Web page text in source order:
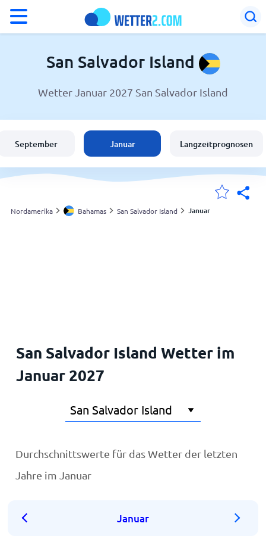
Wetter in San Salvador Island
Schweiz
Deutschland
San Salvador Island
Wetter Januar 2027 San Salvador Island
September Januar Langzeitprognosen
Nordamerika Bahamas San Salvador Island Januar
San Salvador Island Wetter im
Januar 2027
Durchschnittswerte für das Wetter der letzten
Jahre im Januar
Januar